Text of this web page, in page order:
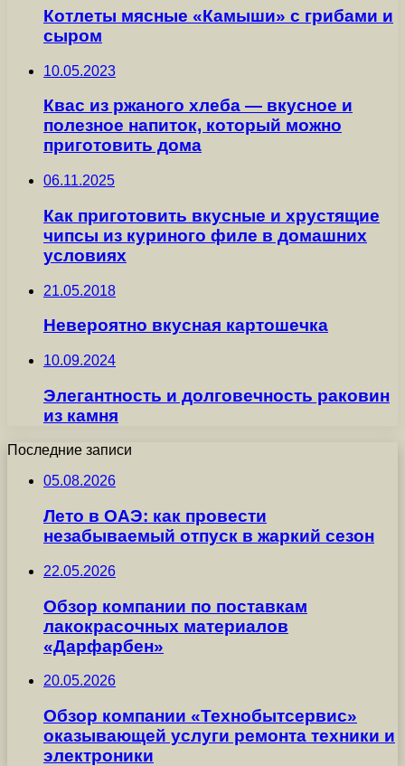
Котлеты мясные «Камыши» с грибами и
сыром
10.05.2023
Квас из ржаного хлеба — вкусное и
полезное напиток, который можно
приготовить дома
06.11.2025
Как приготовить вкусные и хрустящие
чипсы из куриного филе в домашних
условиях
21.05.2018
Невероятно вкусная картошечка
10.09.2024
Элегантность и долговечность раковин
из камня
Последние записи
05.08.2026
Лето в ОАЭ: как провести
незабываемый отпуск в жаркий сезон
22.05.2026
Обзор компании по поставкам
лакокрасочных материалов
«Дарфарбен»
20.05.2026
Обзор компании «Технобытсервис»
оказывающей услуги ремонта техники и
электроники